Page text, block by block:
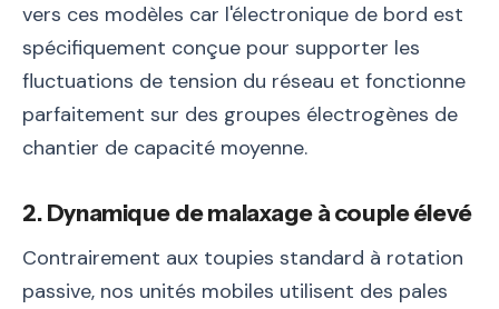
vers ces modèles car l'électronique de bord est
spécifiquement conçue pour supporter les
fluctuations de tension du réseau et fonctionne
parfaitement sur des groupes électrogènes de
chantier de capacité moyenne.
2. Dynamique de malaxage à couple élevé
Contrairement aux toupies standard à rotation
passive, nos unités mobiles utilisent des pales